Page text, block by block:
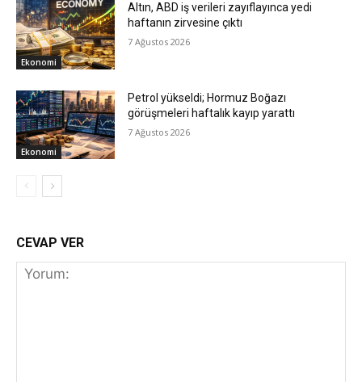
Ekonomi
Altın, ABD iş verileri zayıflayınca yedi
haftanın zirvesine çıktı
7 Ağustos 2026
Ekonomi
Petrol yükseldi; Hormuz Boğazı
görüşmeleri haftalık kayıp yarattı
7 Ağustos 2026
CEVAP VER